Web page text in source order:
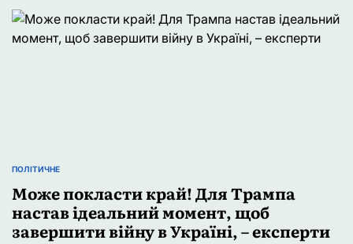
ОПУБЛІКУВАТИ
ПОЛІТИЧНЕ
Може покласти край! Для Трампа
настав ідеальний момент, щоб
завершити війну в Україні, – експерти